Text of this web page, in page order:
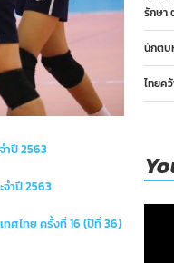
ำปี 2563
จำปี 2563
ทศไทย ครั้งที่ 16 (ปีที่ 36)
รักษา
นักตบ
ไทยค